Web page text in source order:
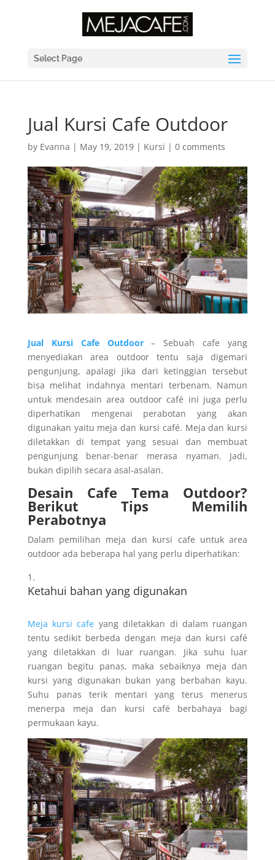
Select Page
Jual Kursi Cafe Outdoor
by Evanna | May 19, 2019| Kursi | 0 comments
Jual Kursi Cafe Outdoor– Sebuah cafe yang
menyediakan area outdoor tentu saja digemari
pengunjung, apalagi jika dari ketinggian tersebut
bisa melihat indahnya mentari terbenam. Namun
untuk mendesain area outdoor café ini juga perlu
diperhatikan mengenai perabotan yang akan
digunakan yaitu meja dan kursi café. Meja dan kursi
diletakkan di tempat yang sesuai dan membuat
pengunjung benar-benar merasa nyaman. Jadi,
bukan dipilih secara asal-asalan.
Desain Cafe Tema Outdoor?
Berikut Tips Memilih
Perabotnya
Dalam pemilihan meja dan kursi cafe untuk area
outdoor ada beberapa hal yang perlu diperhatikan:
Ketahui bahan yang digunakan
Meja kursi cafe yang diletakkan di dalam ruangan
tentu sedikit berbeda dengan meja dan kursi café
yang diletakkan di luar ruangan. Jika suhu luar
ruangan begitu panas, maka sebaiknya meja dan
kursi yang digunakan bukan yang berbahan kayu.
Suhu panas terik mentari yang terus menerus
menerpa meja dan kursi café berbahaya bagi
permukaan kayu.